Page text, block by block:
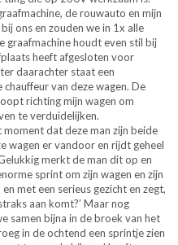
de rouwauto en mijn
ons en zouden we in 1x alle
graafmachine houdt even stil bij
heeft afgesloten voor
daarachter staat een
van deze wagen. De
richting mijn wagen om
te verduidelijken.
dat deze man zijn beide
wagen er vandoor en rijdt geheel
merkt de man dit op en
sprint om zijn wagen en zijn
met een serieus gezicht en zegt,
aan komt?’ Maar nog
samen bijna in de broek van het
in de ochtend een sprintje zien